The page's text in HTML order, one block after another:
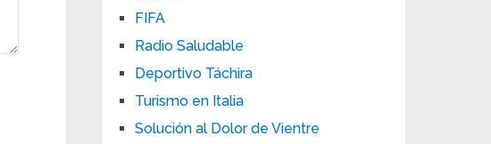
FIFA
Radio Saludable
Deportivo Táchira
Turismo en Italia
Solución al Dolor de Vientre